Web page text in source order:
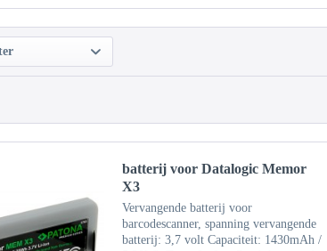
batterij voor Datalogic Memor
X3
Vervangende batterij voor
barcodescanner, spanning vervangende
batterij: 3,7 volt Capaciteit: 1430mAh /